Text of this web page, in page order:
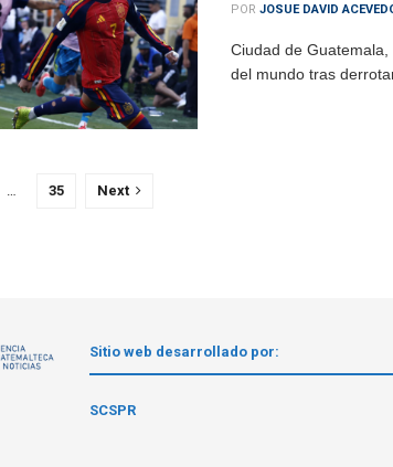
POR JOSUE DAVID
Ciudad de
del mundo tras
35 Next
Sitio web desarrollado por:
SCSPR